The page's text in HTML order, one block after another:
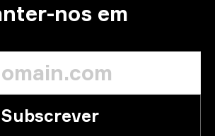
nos em
Subscrever